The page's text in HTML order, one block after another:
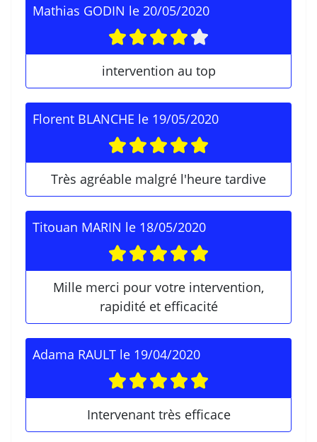
Mathias GODIN le 20/05/2020
intervention au top
Florent BLANCHE le 19/05/2020
Très agréable malgré l'heure tardive
Titouan MARIN le 18/05/2020
Mille merci pour votre intervention,
rapidité et efficacité
Adama RAULT le 19/04/2020
Intervenant très efficace